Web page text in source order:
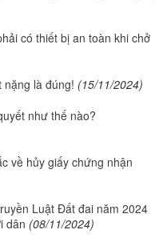
có thiết bị an toàn khi chở
nặng là đúng! (15/11/2024)
như thế nào?
về hủy giấy chứng nhận
Luật Đất đai năm 2024
dân (08/11/2024)